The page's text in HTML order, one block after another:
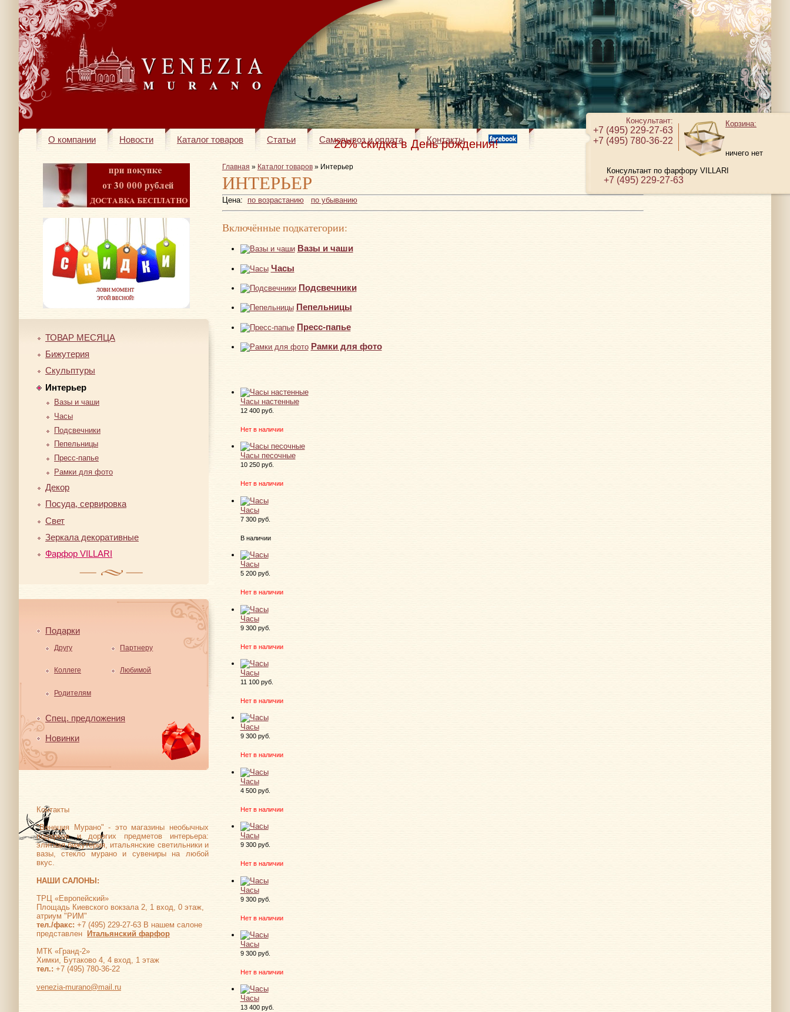
О компании Новости Каталог товаров Статьи Самовывоз и оплата Контакты
Консультант:
+7 (495) 229-27-63
+7 (495) 780-36-22
Корзина:
ничего нет
Консультант по фарфору VILLARI
+7 (495) 229-27-63
ТОВАР МЕСЯЦА
Бижутерия
Скульптуры
Интерьер
Вазы и чаши
Часы
Подсвечники
Пепельницы
Пресс-папье
Рамки для фото
Декор
Посуда, сервировка
Свет
Зеркала декоративные
Фарфор VILLARI
Подарки
Другу Партнеру
Коллеге Любимой
Родителям
Спец. предложения
Новинки
Контакты
"Венеция Мурано" - это магазины необычных
подарков и дорогих предметов интерьера:
элитная бижутерия, итальянские светильники и
вазы, стекло мурано и сувениры на любой
вкус.
НАШИ САЛОНЫ:
ТРЦ «Европейский»
Площадь Киевского вокзала 2, 1 вход, 0 этаж,
атриум "РИМ"
тел./факс: +7 (495) 229-27-63 В нашем салоне
представлен
Итальянский фарфор
МТК «Гранд-2»
Химки, Бутаково 4, 4 вход, 1 этаж
тел.: +7 (495) 780-36-22
venezia-murano@mail.ru
20% скидка в День рождения!
Главная » Каталог товаров» Интерьер
ИНТЕРЬЕР
Цена: по возрастанию по убыванию
Включённые подкатегории:
Вазы и чаши
Часы
Подсвечники
Пепельницы
Пресс-папье
Рамки для фото
Часы настенные
12 400 руб.
Нет в наличии
Часы песочные
10 250 руб.
Нет в наличии
Часы
7 300 руб.
В наличии
Часы
5 200 руб.
Нет в наличии
Часы
9 300 руб.
Нет в наличии
Часы
11 100 руб.
Нет в наличии
Часы
9 300 руб.
Нет в наличии
Часы
4 500 руб.
Нет в наличии
Часы
9 300 руб.
Нет в наличии
Часы
9 300 руб.
Нет в наличии
Часы
9 300 руб.
Нет в наличии
Часы
13 400 руб.